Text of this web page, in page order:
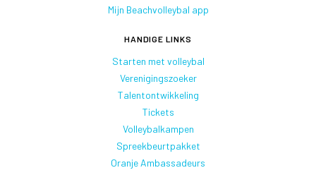
Mijn Beachvolleybal app
HANDIGE LINKS
Starten met volleybal
Verenigingszoeker
Talentontwikkeling
Tickets
Volleybalkampen
Spreekbeurtpakket
Oranje Ambassadeurs